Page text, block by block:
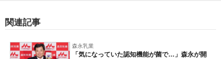
関連記事
森永乳業
「気になっていた認知機能が菌で…」森永が開